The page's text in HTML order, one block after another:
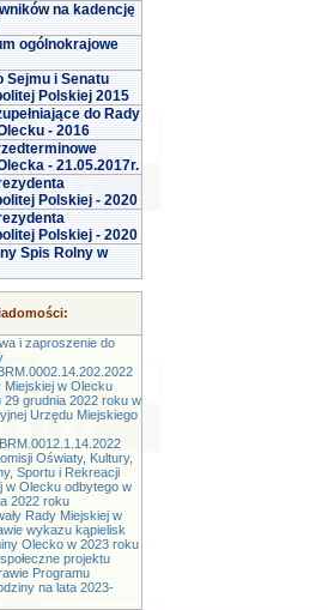
na kadencję
ogólnokrajowe
Sejmu i Senatu
Polskiej 2015
do Rady
- 2016
- 21.05.2017r.
Polskiej - 2020
Polskiej - 2020
Spis Rolny w
i zaproszenie do
Miejskiej w Olecku
29 grudnia 2022 roku w
Urzędu Miejskiego
Oświaty, Kultury,
Sportu i Rekreacji
w Olecku odbytego w
2022 roku
Rady Miejskiej w
wykazu kąpielisk
Olecko w 2023 roku
projektu
Programu
na lata 2023-